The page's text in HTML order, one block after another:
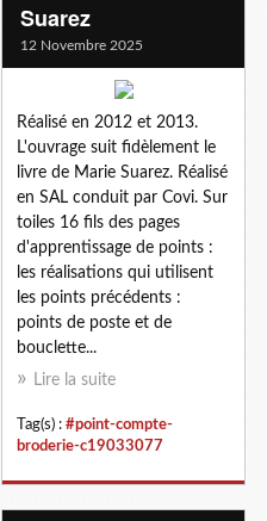
Suarez
12 Novembre 2025
Réalisé en 2012 et 2013.
L'ouvrage suit fidèlement le
livre de Marie Suarez. Réalisé
en SAL conduit par Covi. Sur
toiles 16 fils des pages
d'apprentissage de points :
les réalisations qui utilisent
les points précédents :
points de poste et de
bouclette...
Lire la suite
Tag(s) : #point-compte-
broderie-c19033077